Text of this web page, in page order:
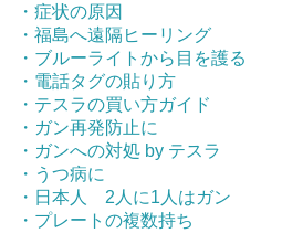
・症状の原因
・福島へ遠隔ヒーリング
・ブルーライトから目を護る
・電話タグの貼り方
・テスラの買い方ガイド
・ガン再発防止に
・ガンへの対処 by テスラ
・うつ病に
・日本人 2人に1人はガン
・プレートの複数持ち